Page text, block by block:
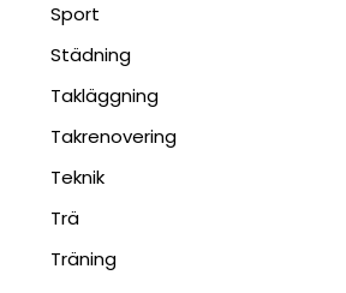
Sport
Städning
Takläggning
Takrenovering
Teknik
Trä
Träning